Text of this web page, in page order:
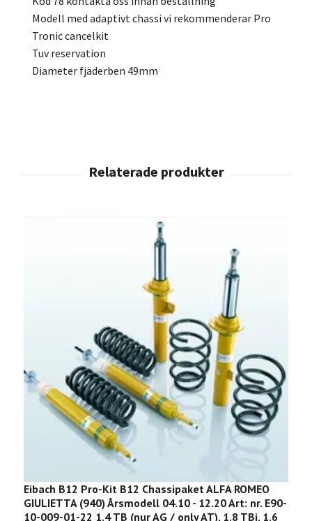
Modell med adaptivt chassi vi rekommenderar Pro
Tronic cancelkit
Tuv reservation
Diameter fjäderben 49mm
Eibach B12 Pro-Kit B12 Chassipaket ALFA ROMEO
GIULIETTA (940) Årsmodell 04.10 - 12.20 Art: nr. E90-
10-009-01-22 1.4 TB (nur AG / only AT), 1.8 TBi, 1.6